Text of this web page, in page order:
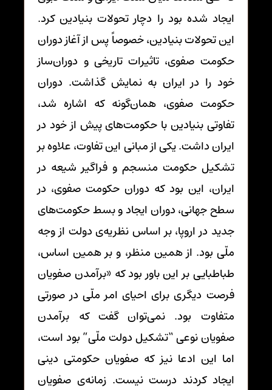
ایجاد شده بود را دچار تحولات بنیادین کرد.
این تحولات بنیادین، خصوصاً پس از آغاز دوران
حکومت صفوی، تاثیرات تاریخی و دوران‌ساز
خود را در ایران به نمایش گذاشت. دوران
حکومت صفوی، همان‌گونه که اشاره شد،
تفاوتی بنیادین با حکومت‌های پیش از خود در
ایران داشت. یکی از مبانی این تفاوت، علاوه بر
تشکیل حکومت منسجم و فراگیر شیعه در
ایران، این بود که دوران حکومت صفوی، در
سطح جهانی، دوران ایجاد و بسط حکومت‌های
جدید در اروپا، بر اساس نظریه‌ی دولت از وجه
ملّی بود. از همین منظر، و بر همین اساس،
طباطبایی بر این باور بود که «برآمدن صفویان
فرصت دیگری برای احیای امر ملّی در صورتی
متفاوت بود. نمی‌توان گفت که برآمدن
صفویان نوعی “تشکیل دولت ملّی” بود است،
اما این ادعا نیز که صفویان حکومتی دینی
ایجاد کردند درست نیست. زمانه‌ی صفویان